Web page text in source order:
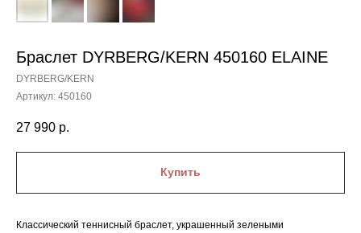
Браслет DYRBERG/KERN 450160 ELAINE
DYRBERG/KERN
Артикул: 450160
27 990 р.
Купить
Классический теннисный браслет, украшенный зелеными